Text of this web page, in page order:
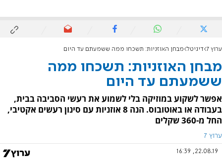
ערוץ 7 דיגיטל מבחן האוזניות: תשכחו ממה ששמעתם עד היום
מבחן האוזניות: תשכחו ממה
ששמעתם עד היום
אפשר לשקוע במוזיקה בלי לשמוע את רעשי הסביבה בבית,
בעבודה או באוטובוס. הנה 8 אוזניות עם סינון רעשים אקטיבי,
החל מ-360 שקלים
ערוץ 7
22.08.19, 16:39